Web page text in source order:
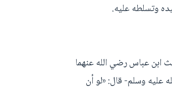
وتسلطه عليه.
ابن عباس رضي الله عنهما
عليه وسلم- قال: «لو أن